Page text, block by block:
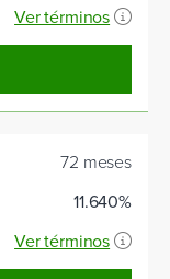
Ver términos
72 meses
11.640%
Ver términos